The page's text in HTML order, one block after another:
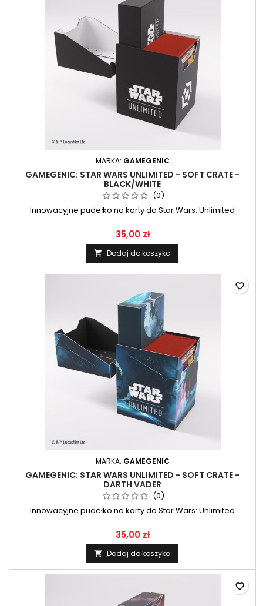
MARKA: GAMEGENIC
GAMEGENIC: STAR WARS UNLIMITED - SOFT CRATE -
BLACK/WHITE
(0)
Innowacyjne pudełko na karty do Star Wars: Unlimited
35,00 zł
 Dodaj do koszyka
MARKA: GAMEGENIC
GAMEGENIC: STAR WARS UNLIMITED - SOFT CRATE -
DARTH VADER
(0)
Innowacyjne pudełko na karty do Star Wars: Unlimited
35,00 zł
 Dodaj do koszyka
favorite_border
favorite_border